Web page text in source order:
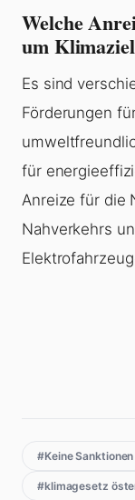
Welche
um
Es sind
Förderungen
für
Anreize für die
Nahverkehrs
#Keine Sanktionen
#klimagesetz